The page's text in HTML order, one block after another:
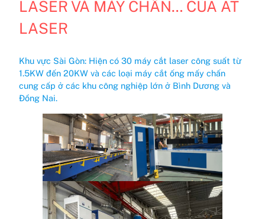
LASER VÀ MÁY CHẤN… CỦA AT
LASER
Khu vực Sài Gòn: Hiện có 30 máy cắt laser công suất từ
1.5KW đến 20KW và các loại máy cắt ống mấy chấn
cung cấp ở các khu công nghiệp lớn ở Bình Dương và
Đồng Nai.